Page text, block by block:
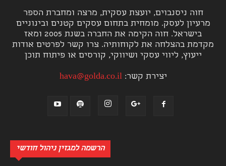
חוה ניסנבוים, יועצת עסקית, מרצה ומחברת הספר
מרעיון לעסק. מומחית בתחום עסקים קטנים ובינוניים
בישראל. חוה הקימה את החברה בשנת 2005 ומאז
מקדמת בהצלחה את לקוחותיה. צרו קשר לפרטים אודות
ייעוץ, ליווי עסקי ושיווקי, קורסים או פיתוח תוכן
יצירת קשר:hava@golda.co.il
הרשמה למגזין ניהול חודשי